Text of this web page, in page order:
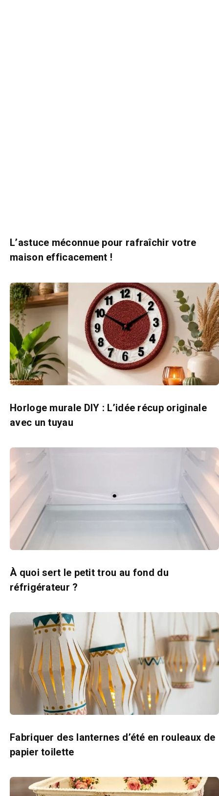
L’astuce méconnue pour rafraîchir votre
maison efficacement !
Horloge murale DIY : L’idée récup originale
avec un tuyau
À quoi sert le petit trou au fond du
réfrigérateur ?
Fabriquer des lanternes d’été en rouleaux de
papier toilette